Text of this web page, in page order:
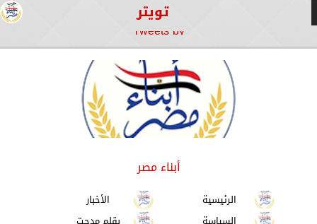
تويتر
Tweets by
أبناء مصر
الرئيسية
الأخبار